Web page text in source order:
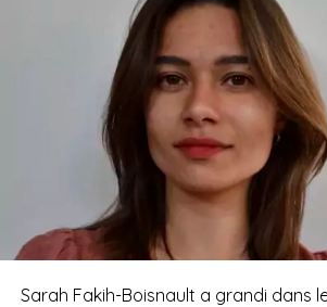
Sarah Fakih-Boisnault a grandi dans